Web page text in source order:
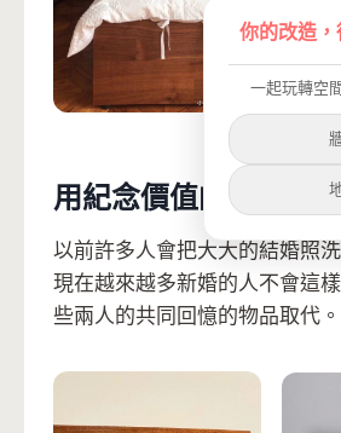
用紀念價值的東西取代
以前許多人會把大大的結婚照
現在越來越多新婚的人不會這
些兩人的共同回憶的物品取代。
你的改造，
一起玩轉空